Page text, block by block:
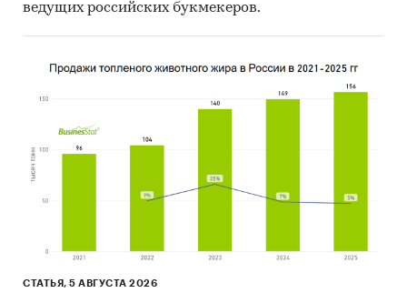
ведущих российских букмекеров.
СТАТЬЯ, 5 АВГУСТА 2026